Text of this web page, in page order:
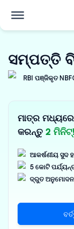
ସମ୍ପତ୍ତି
RBI ପଞ୍ଜିକୃତ
ମାତ୍ର
କରନ୍ତୁ 2 ମିନିଟ୍!
ଆକର୍ଷଣୀୟ ସୁଦ
5 କୋଟି
ଦ୍ରୁତ ଅନୁମୋଦନ